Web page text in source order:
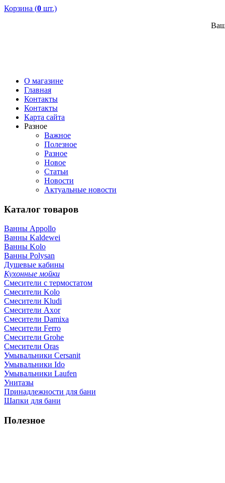
Корзина (0 шт.)
О магазине
Главная
Контакты
Контакты
Карта сайта
Разное
Важное
Полезное
Разное
Новое
Статьи
Новости
Актуальные новости
Каталог товаров
Ванны Appollo
Ванны Kaldewei
Ванны Kolo
Ванны Polysan
Душевые кабины
Кухонные мойки
Смесители с термостатом
Смесители Kolo
Смесители Kludi
Смесители Axor
Смесители Damixa
Смесители Ferro
Смесители Grohe
Смесители Oras
Умывальники Cersanit
Умывальники Ido
Умывальники Laufen
Унитазы
Принадлежности для бани
Шапки для бани
Полезное